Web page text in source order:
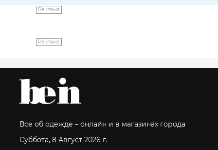
Реклама
Реклама
Все об одежде – онлайн и в магазинах города
Суббота, 8 Август 2026 г.